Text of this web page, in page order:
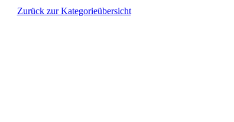
Zurück zur Kategorieübersicht